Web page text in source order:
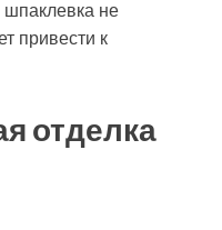
шпаклевка не
привести к
отделка